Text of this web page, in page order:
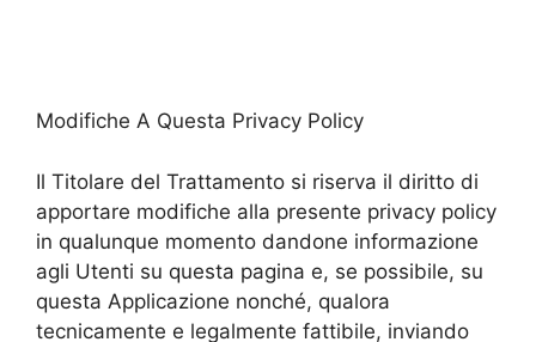
Modifiche A Questa Privacy Policy
Il Titolare del Trattamento si riserva il diritto di
apportare modifiche alla presente privacy policy
in qualunque momento dandone informazione
agli Utenti su questa pagina e, se possibile, su
questa Applicazione nonché, qualora
tecnicamente e legalmente fattibile, inviando